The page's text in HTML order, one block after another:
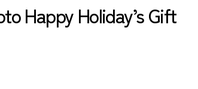
Happy Holiday’s Gift